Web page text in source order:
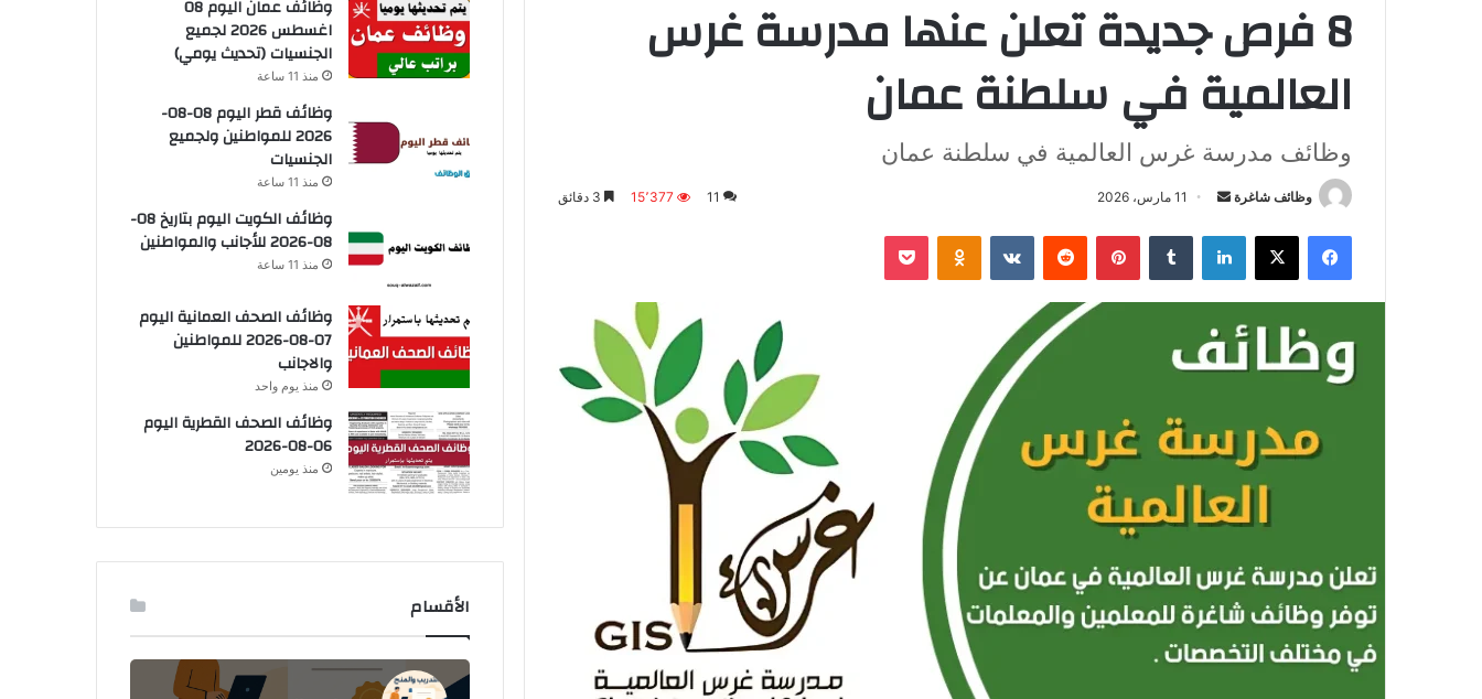
8 فرص جديدة تعلن عنها مدرسة غرس
العالمية في سلطنة عمان
وظائف مدرسة غرس العالمية في سلطنة عمان
وظائف شاغرة
ل
ب
ر
ي
إ
ل
ت
و
ي
ا
11 مارس، 2026 11 15٬377
فيسبوك لينكدإن بينتيريست
وظائف عمان اليوم 08
اغسطس 2026 لجميع
الجنسيات (تحديث يومي)
منذ 11 ساعة
وظائف قطر اليوم 08-08-
2026 للمواطنين ولجميع
الجنسيات
منذ 11 ساعة
وظائف الكويت اليوم بتاريخ 08-
08-2026 للأجانب والمواطنين
منذ 11 ساعة
وظائف الصحف العمانية اليوم
07-08-2026 للمواطنين
والاجانب
منذ يوم واحد
وظائف الصحف القطرية اليوم
06-08-2026
منذ يومين
الأقسام